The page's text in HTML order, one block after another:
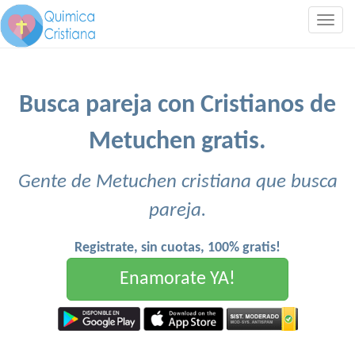
Busca pareja con Cristianos de
Metuchen gratis.
Gente de Metuchen cristiana que busca
pareja.
Registrate, sin cuotas, 100% gratis!
Enamorate YA!